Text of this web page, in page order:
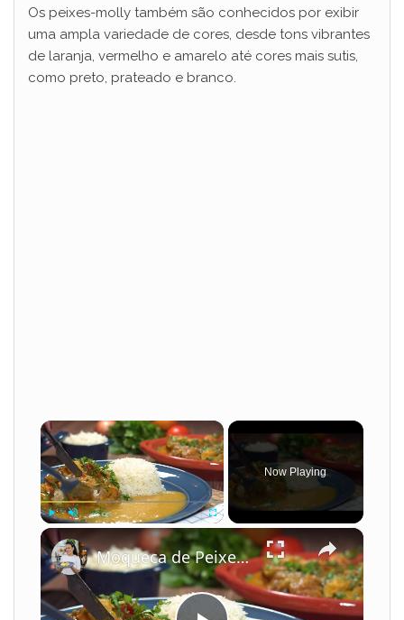
Os peixes-molly também são conhecidos por exibir
uma ampla variedade de cores, desde tons vibrantes
de laranja, vermelho e amarelo até cores mais sutis,
como preto, prateado e branco.
×
Fullscreen
Now Playing
×
Moqueca de Peixe com Leite de Coco e Camarão